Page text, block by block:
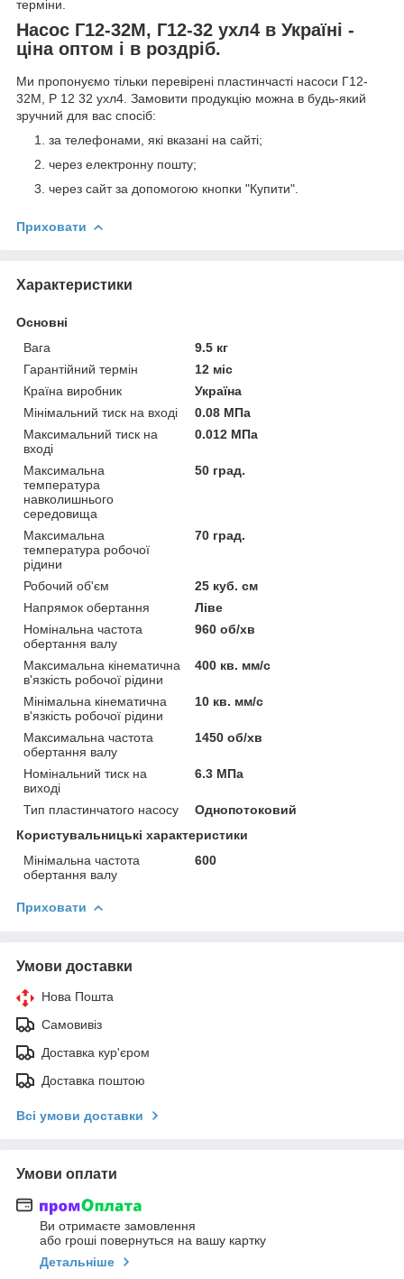
терміни.
Насос Г12-32М, Г12-32 ухл4 в Україні -
ціна оптом і в роздріб.
Ми пропонуємо тільки перевірені пластинчасті насоси Г12-
32М, Р 12 32 ухл4. Замовити продукцію можна в будь-який
зручний для вас спосіб:
за телефонами, які вказані на сайті;
через електронну пошту;
через сайт за допомогою кнопки "Купити".
Приховати
Характеристики
Основні
Вага
9.5 кг
Гарантійний термін
12 міс
Країна виробник
Україна
Мінімальний тиск на вході
0.08 МПа
Максимальний тиск на
вході
0.012 МПа
Максимальна
температура
навколишнього
середовища
50 град.
Максимальна
температура робочої
рідини
70 град.
Робочий об'єм
25 куб. см
Напрямок обертання
Ліве
Номінальна частота
обертання валу
960 об/хв
Максимальна кінематична
в'язкість робочої рідини
400 кв. мм/с
Мінімальна кінематична
в'язкість робочої рідини
10 кв. мм/с
Максимальна частота
обертання валу
1450 об/хв
Номінальний тиск на
виході
6.3 МПа
Тип пластинчатого насосу
Однопотоковий
Користувальницькі характеристики
Мінімальна частота
обертання валу
600
Приховати
Умови доставки
Нова Пошта
Самовивіз
Доставка кур'єром
Доставка поштою
Всі умови доставки
Умови оплати
Ви отримаєте замовлення
або гроші повернуться на вашу картку
Детальніше